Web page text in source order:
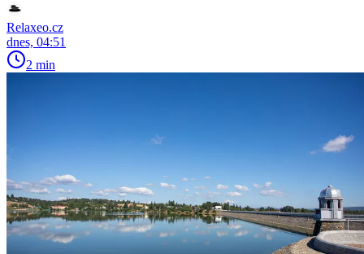
Relaxeo.cz
dnes, 04:51
2 min